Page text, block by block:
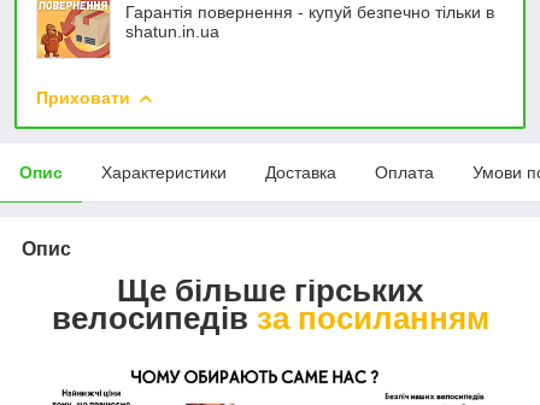
Гарантія повернення - купуй безпечно тільки в
shatun.in.ua
Приховати
Опис Характеристики Доставка Оплата Умови
Опис
Ще більше гірських
велосипедів за посиланням